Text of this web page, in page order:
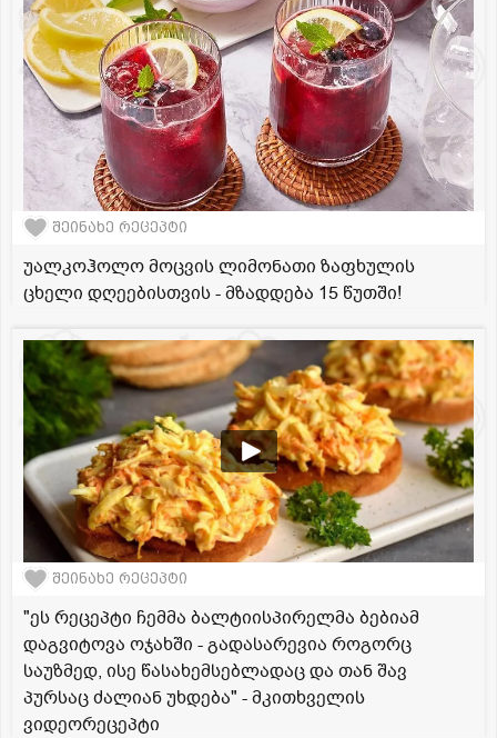
შეინახე რეცეპტი
უალკოჰოლო მოცვის ლიმონათი ზაფხულის
ცხელი დღეებისთვის - მზადდება 15 წუთში!
შეინახე რეცეპტი
"ეს რეცეპტი ჩემმა ბალტიისპირელმა ბებიამ
დაგვიტოვა ოჯახში - გადასარევია როგორც
საუზმედ, ისე წასახემსებლადაც და თან შავ
პურსაც ძალიან უხდება" - მკითხველის
ვიდეორეცეპტი